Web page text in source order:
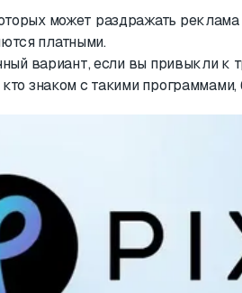
может раздражать
платными.
вариант, если вы привыкли к
знаком с такими